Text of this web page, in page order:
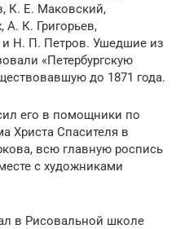
К. Е. Маковский,
К. Григорьев,
Н. П. Петров. Ушедшие из
«Петербургскую
до 1871 года.
его в помощники по
Христа Спасителя в
всю главную роспись
с художниками
в Рисовальной школе